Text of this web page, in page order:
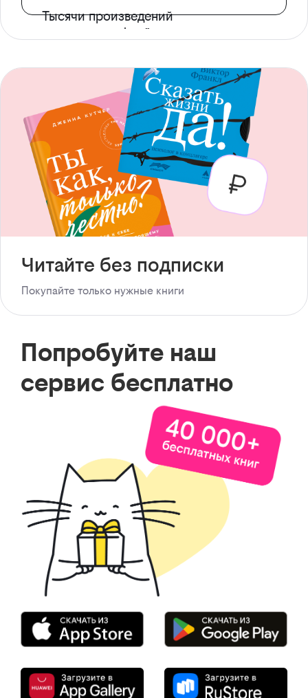
Тысячи произведений
с доступом офлайн
Читайте без подписки
Покупайте только нужные книги
Попробуйте наш
сервис бесплатно